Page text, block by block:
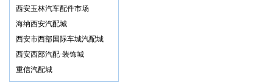
西安玉林汽车配件市场
海纳西安汽配城
西安市西部国际车城汽配城
西安西部汽配·装饰城
重信汽配城